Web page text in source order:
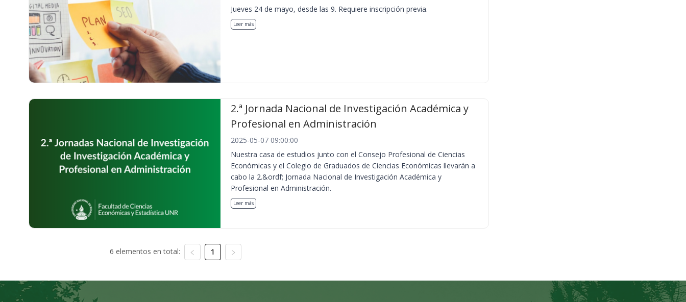
Jueves 24 de mayo, desde las 9. Requiere inscripción previa.
Leer más
2.ª Jornada Nacional de Investigación Académica y
Profesional en Administración
2025-05-07 09:00:00
Nuestra casa de estudios junto con el Consejo Profesional de Ciencias
Económicas y el Colegio de Graduados de Ciencias Económicas llevarán a
cabo la 2.&ordf; Jornada Nacional de Investigación Académica y
Profesional en Administración.
Leer más
6 elementos en total: 1